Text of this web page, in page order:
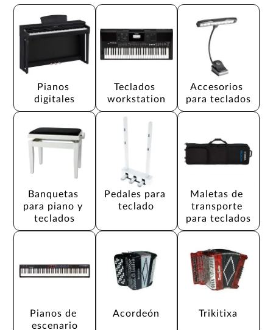
Pianos
digitales
Teclados
workstation
Accesorios
para teclados
Banquetas
para piano y
teclados
Pedales para
teclado
Maletas de
transporte
para teclados
Pianos de
escenario
Acordeón Trikitixa